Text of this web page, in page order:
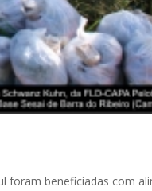
foram beneficiadas com